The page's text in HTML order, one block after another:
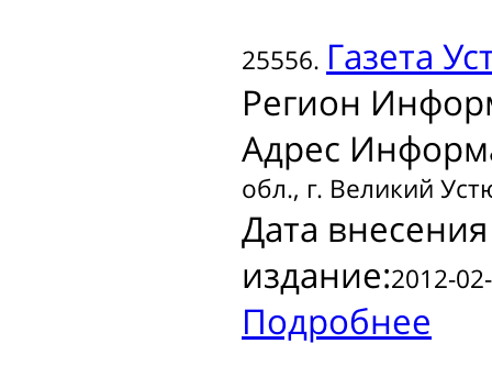
25556. Газета
Регион
Адрес
обл., г. Великий
Дата
издание:2012-
Подробнее